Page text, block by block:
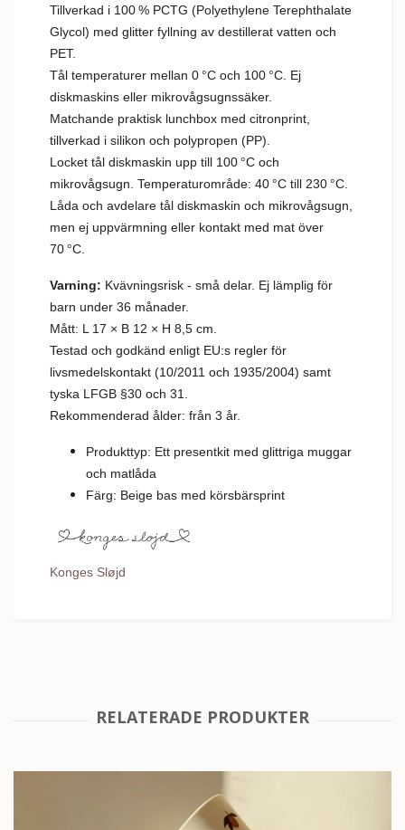
Tillverkad i 100 % PCTG (Polyethylene Terephthalate
Glycol) med glitter fyllning av destillerat vatten och
PET.
Tål temperaturer mellan 0 °C och 100 °C. Ej
diskmaskins eller mikrovågsugnssäker.
Matchande praktisk lunchbox med citronprint,
tillverkad i silikon och polypropen (PP).
Locket tål diskmaskin upp till 100 °C och
mikrovågsugn. Temperaturområde: 40 °C till 230 °C.
Låda och avdelare tål diskmaskin och mikrovågsugn,
men ej uppvärmning eller kontakt med mat över
70 °C.
Varning: Kvävningsrisk - små delar. Ej lämplig för
barn under 36 månader.
Mått: L 17 × B 12 × H 8,5 cm.
Testad och godkänd enligt EU:s regler för
livsmedelskontakt (10/2011 och 1935/2004) samt
tyska LFGB §30 och 31.
Rekommenderad ålder: från 3 år.
Produkttyp: Ett presentkit med glittriga muggar
och matlåda
Färg: Beige bas med körsbärsprint
Konges Sløjd